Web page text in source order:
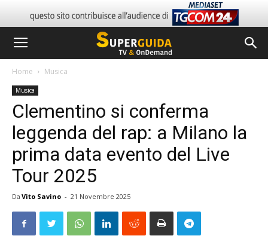
Home Musica
Musica
Clementino si conferma
leggenda del rap: a Milano la
prima data evento del Live
Tour 2025
Da Vito Savino - 21 Novembre 2025